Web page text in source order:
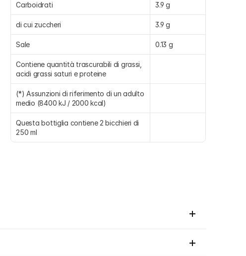
Carboidrati 3.9 g
di cui zuccheri 3.9 g
Sale 0.13 g
Contiene quantità trascurabili di grassi,
acidi grassi saturi e proteine
(*) Assunzioni di riferimento di un adulto
medio (8400 kJ / 2000 kcal)
Questa bottiglia contiene 2 bicchieri di
250 ml